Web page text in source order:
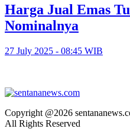
Harga Jual Emas
Nominalnya
27 July 2025 - 08:45 WIB
Copyright @2026
All Rights Reserved